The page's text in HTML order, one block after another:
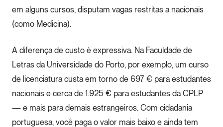
em alguns cursos, disputam vagas restritas a nacionais
(como Medicina).
A diferença de custo é expressiva. Na Faculdade de
Letras da Universidade do Porto, por exemplo, um curso
de licenciatura custa em torno de 697 € para estudantes
nacionais e cerca de 1.925 € para estudantes da CPLP
— e mais para demais estrangeiros. Com cidadania
portuguesa, você paga o valor mais baixo e ainda tem